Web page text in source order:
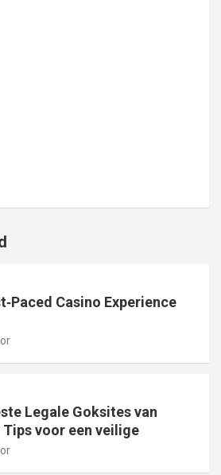
Casino Experience
Legale Goksites van
voor een veilige